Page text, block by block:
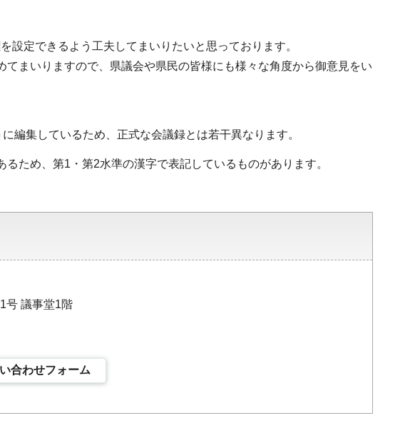
設定できるよう工夫してまいりたいと思っております。
まいりますので、県議会や県民の皆様にも様々な角度から御意見をい
編集しているため、正式な会議録とは若干異なります。
ため、第1・第2水準の漢字で表記しているものがあります。
号 議事堂1階
合わせフォーム